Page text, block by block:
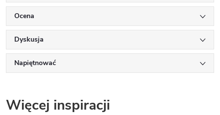
Ocena
Dyskusja
Napiętnować
Więcej inspiracji